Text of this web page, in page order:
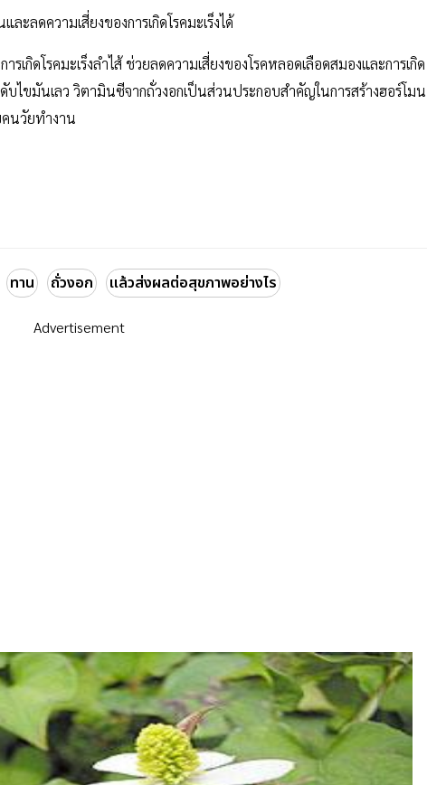
ะลดความเสี่ยงของการเกิดโรคมะเร็งได้
เกิดโรคมะเร็งลำไส้ ช่วยลดความเสี่ยงของโรคหลอดเลือดสมองและการเกิด
บไขมันเลว วิตามินซีจากถั่วงอกเป็นส่วนประกอบสำคัญในการสร้างฮอร์โมน
คนวัยทำงาน
ทาน ถั่วงอก แล้วส่งผลต่อสุขภาพอย่างไร
Advertisement